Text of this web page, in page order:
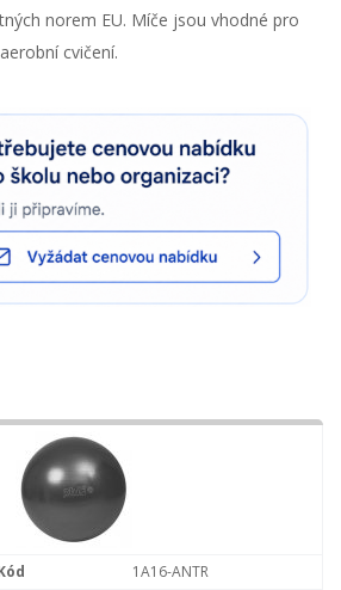
norem EU. Míče jsou vhodné pro
cvičení.
1A16-ANTR